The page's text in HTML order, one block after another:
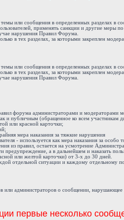
темы или сообщения в определенных разделах в
применять санкции и другие
нарушения Правил Форума.
в тех разделах, за которыми закреплен
темы или сообщения в определенных разделах в
в тех разделах, за которыми закреплен
нарушения Правил Форума.
форума администраторами и модераторами
и публичным (обращенное ко всем участникам
или красной карточки;
мера наказания за тяжкие нарушения
- используется как мера наказания за особо
из правил, остается на усмотрение
предупреждение, а в дальнейшем и наказать
или желтой карточки) от 3-х до 30 дней.
отдельной ситуации и каждому отдельному
или администраторов о сообщении,
первые несколько